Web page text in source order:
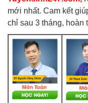
mới nhất. Cam kết
chỉ sau 3 tháng, hoàn